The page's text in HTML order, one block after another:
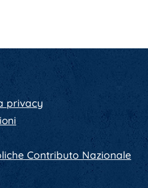
privacy
Contributo Nazionale